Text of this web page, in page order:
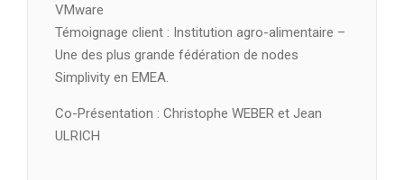
VMware
Témoignage client : Institution agro-alimentaire –
Une des plus grande fédération de nodes
Simplivity en EMEA.
Co-Présentation : Christophe WEBER et Jean
ULRICH